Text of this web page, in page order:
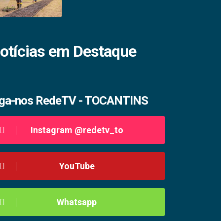
em Destaque
nos RedeTV - TOCANTINS
Instagram @redetv_to
YouTube
Whatsapp